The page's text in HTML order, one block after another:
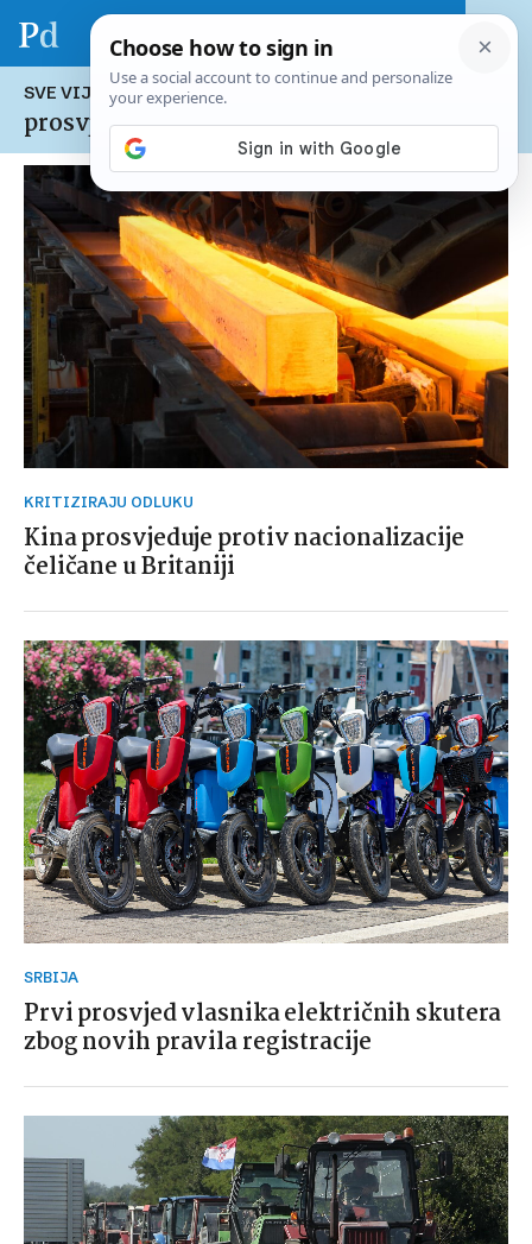
SVE VIJESTI NA TEMU:
prosvjed
KRITIZIRAJU ODLUKU
Kina prosvjeduje protiv nacionalizacije
čeličane u Britaniji
SRBIJA
Prvi prosvjed vlasnika električnih skutera
zbog novih pravila registracije